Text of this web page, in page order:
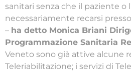
sanitari senza che il paziente o
necessariamente recarsi
– ha detto Monica Briani
Programmazione Sanitaria
Veneto sono già attive alcune
Teleriabilitazione; i servizi di